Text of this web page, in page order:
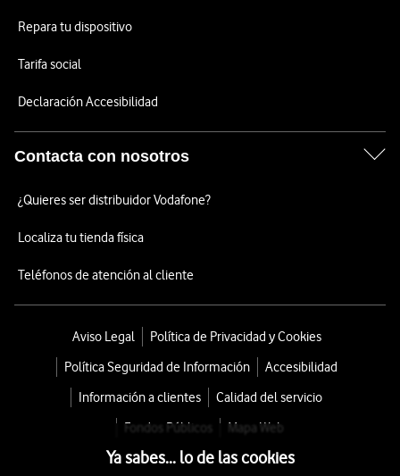
Repara tu dispositivo
Tarifa social
Declaración Accesibilidad
Contacta con nosotros
¿Quieres ser distribuidor Vodafone?
Localiza tu tienda física
Teléfonos de atención al cliente
Aviso Legal
Política de Privacidad y Cookies
Política Seguridad de Información
Accesibilidad
Información a clientes
Calidad del servicio
Fondos Públicos
Mapa Web
Ya sabes... lo de las cookies